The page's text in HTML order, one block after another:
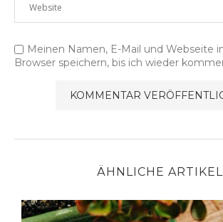
Meinen Namen, E-Mail und Webseite
Browser speichern, bis ich wieder
ÄHNLICHE ARTIKEL